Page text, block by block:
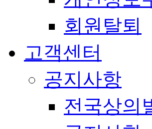
회원탈퇴
고객센터
공지사항
전국상의